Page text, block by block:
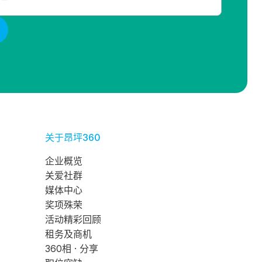
关于昂坪360
企业概览
关爱社群
媒体中心
奖项殊荣
活动精彩回顾
租务及商机
360相 · 分享